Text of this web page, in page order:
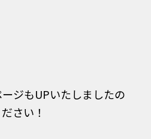
ジもUPいたしましたの
さい！